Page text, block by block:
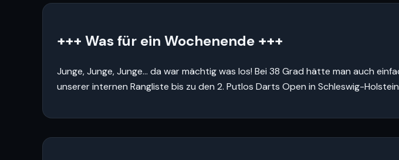
+++ Was für ein Wochenende +++
Junge, Junge, Junge… da war mächtig was los! Bei 38 Grad hätte man auch
unserer internen Rangliste bis zu den 2. Putlos Darts Open in Schleswig-